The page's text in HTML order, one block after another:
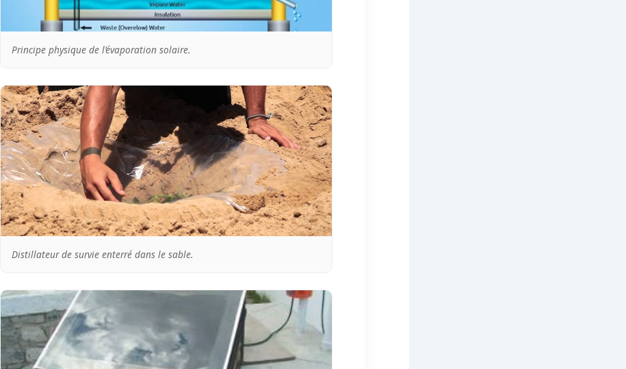
Principe physique de l’évaporation solaire.
Distillateur de survie enterré dans le sable.